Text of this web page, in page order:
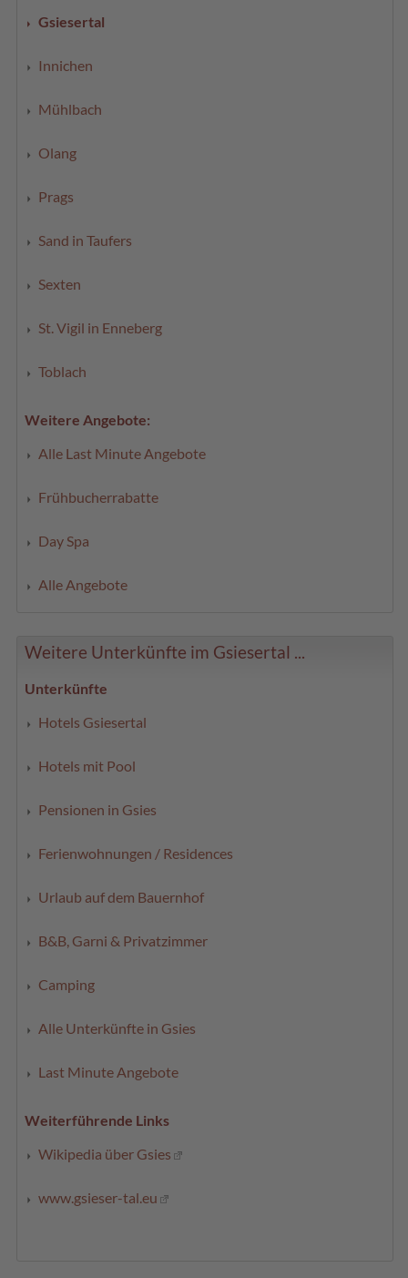
Gsiesertal
Innichen
Mühlbach
Olang
Prags
Sand in Taufers
Sexten
St. Vigil in Enneberg
Toblach
Weitere Angebote:
Alle Last Minute Angebote
Frühbucherrabatte
Day Spa
Alle Angebote
Weitere Unterkünfte im Gsiesertal ...
Unterkünfte
Hotels Gsiesertal
Hotels mit Pool
Pensionen in Gsies
Ferienwohnungen / Residences
Urlaub auf dem Bauernhof
B&B, Garni & Privatzimmer
Camping
Alle Unterkünfte in Gsies
Last Minute Angebote
Weiterführende Links
Wikipedia über Gsies
www.gsieser-tal.eu